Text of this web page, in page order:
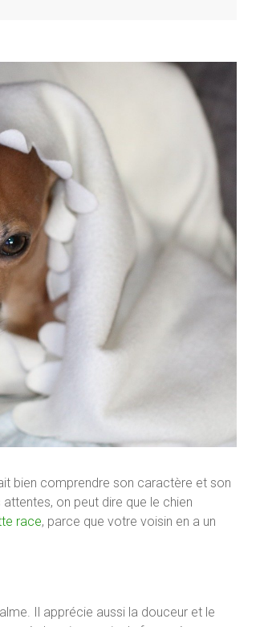
bien comprendre son caractère et son
on peut dire que le chien
race, parce que votre voisin en a un
Il apprécie aussi la douceur et le